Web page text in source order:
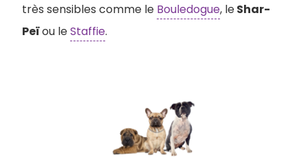
très sensibles comme le Bouledogue, leShar-
Peïou leStaffie.